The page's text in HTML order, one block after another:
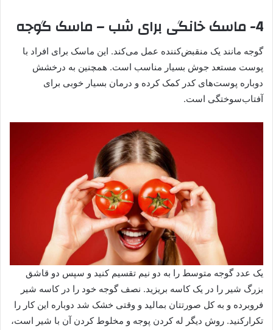
4- ماسک خانگی برای شب – ماسک گوجه
گوجه مانند یک منقبض‌کننده عمل می‌کند. این ماسک برای افراد با
پوست مستعد جوش بسیار مناسب است. همچنین به درخشش
دوباره پوست‌های کدر کمک کرده و درمان بسیار خوبی برای
آفتاب‌سوختگی است.
یک عدد گوجه متوسط را به دو نیم تقسیم کنید و سپس دو قاشق
بزرگ شیر را در یک کاسه بریزید. نصف گوجه خود را در کاسه شیر
فروبرده و به کل صورتتان بمالید و وقتی خشک شد دوباره این کار را
تکرارکنید. روش دیگر له کردن پوجه و مخلوط کردن آن با شیر است،